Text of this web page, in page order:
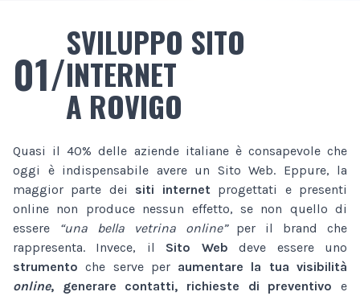
01/
SVILUPPO SITO
INTERNET
A ROVIGO
Quasi il 40% delle aziende italiane è consapevole che
oggi è indispensabile avere un Sito Web. Eppure, la
maggior parte dei siti internet progettati e presenti
online non produce nessun effetto, se non quello di
essere
“una bella vetrina online”per il brand che
rappresenta. Invece, il Sito Web deve essere uno
strumento che serve per aumentare la tua visibilità
online, generare contatti, richieste di preventivo e